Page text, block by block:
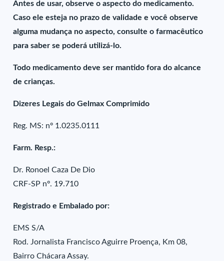
Antes de usar, observe o aspecto do medicamento.
Caso ele esteja no prazo de validade e você observe
alguma mudança no aspecto, consulte o farmacêutico
para saber se poderá utilizá-lo.
Todo medicamento deve ser mantido fora do alcance
de crianças.
Dizeres Legais do Gelmax Comprimido
Reg. MS: nº 1.0235.0111
Farm. Resp.:
Dr. Ronoel Caza De Dio
CRF-SP nº. 19.710
Registrado e Embalado por:
EMS S/A
Rod. Jornalista Francisco Aguirre Proença, Km 08,
Bairro Chácara Assay.